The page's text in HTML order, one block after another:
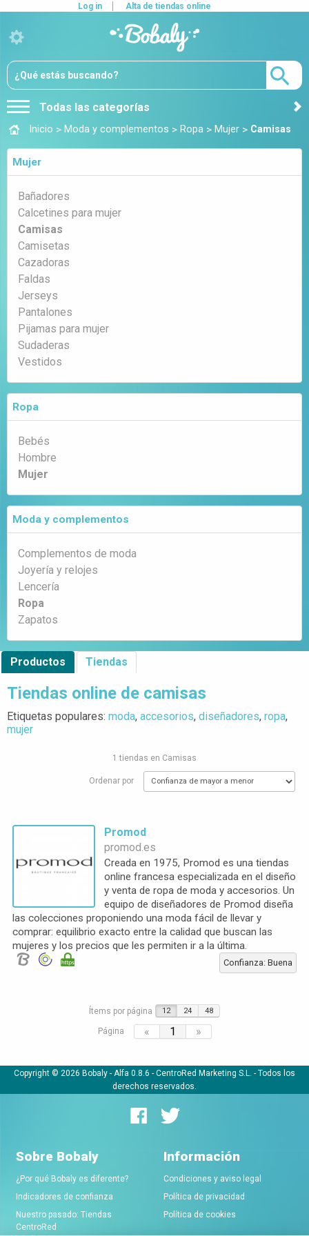
Todas las categorías
Log in Alta de tiendas online
Inicio > Moda y complementos > Ropa > Mujer > Camisas
Mujer
Bañadores
Calcetines para mujer
Camisas
Camisetas
Cazadoras
Faldas
Jerseys
Pantalones
Pijamas para mujer
Sudaderas
Vestidos
Ropa
Bebés
Hombre
Mujer
Moda y complementos
Complementos de moda
Joyería y relojes
Lencería
Ropa
Zapatos
Productos Tiendas
Tiendas online de camisas
Etiquetas populares: moda, accesorios, diseñadores, ropa,
mujer
1 tiendas en Camisas
Ordenar por
Promod
promod.es
Creada en 1975, Promod es una tiendas
online francesa especializada en el diseño
y venta de ropa de moda y accesorios. Un
equipo de diseñadores de Promod diseña
las colecciones proponiendo una moda fácil de llevar y
comprar: equilibrio exacto entre la calidad que buscan las
mujeres y los precios que les permiten ir a la última.
Confianza: Buena
Ítems por página 12 24 48
Página « 1 »
Copyright © 2026 Bobaly - Alfa 0.8.6 - CentroRed Marketing S.L. - Todos los
derechos reservados.
Sobre Bobaly
¿Por qué Bobaly es diferente?
Indicadores de confianza
Nuestro pasado: Tiendas
CentroRed
Información
Condiciones y aviso legal
Política de privacidad
Política de cookies